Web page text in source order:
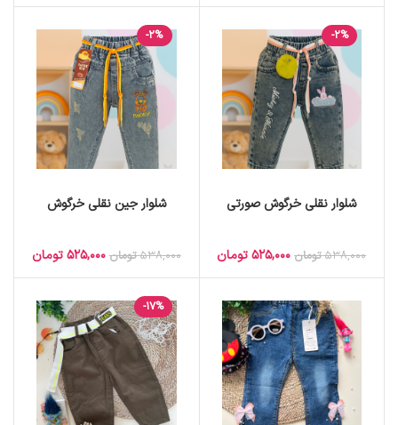
-2%
شلوار نقلی خرگوش صورتی
538,000 تومان 525,000 تومان
-2%
شلوار جین نقلی خرگوش
538,000 تومان 525,000 تومان
-17%